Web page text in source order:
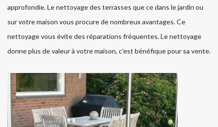
approfondie. Le nettoyage des terrasses que ce dans le jardin ou
sur votre maison vous procure de nombreux avantages. Ce
nettoyage vous évite des réparations fréquentes. Le nettoyage
donne plus de valeur à votre maison, c’est bénéfique pour sa vente.